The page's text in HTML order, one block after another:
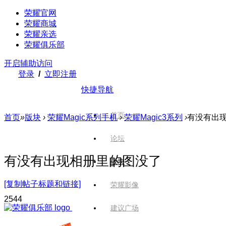
荣耀官网
荣耀商城
荣耀亲选
荣耀俱乐部
开启辅助访问
登录 / 立即注册
快捷导航
首页
论坛
版块
荣耀影像
建议广场
首页»版块 › 荣耀Magic系列手机 › 荣耀Magic3系列 ›有没有出
有没有出现相册里的图没了
[复制帖子标题和链接]
2544